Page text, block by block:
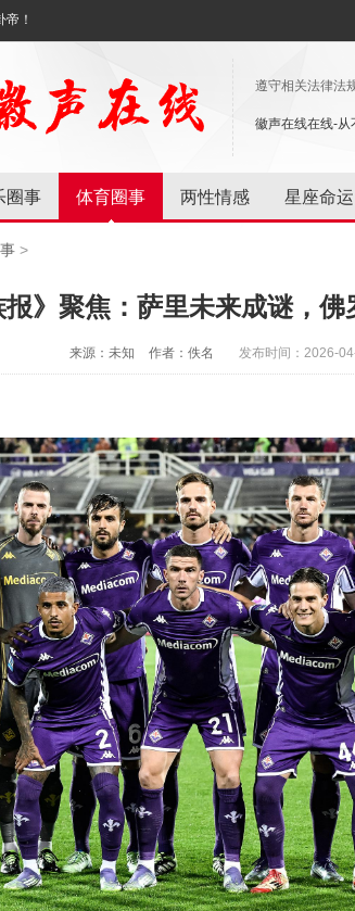
！
遵守相关法律法
徽声在线在线-从
圈事 体育圈事 两性情感 星座命运
>
报》聚焦：萨里未来成谜，
来源：未知 作者：佚名 发布时间：2026-